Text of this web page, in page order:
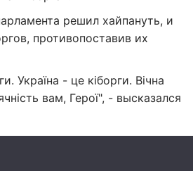
решил хайпануть, и
противопоставив их
Україна - це кіборги. Вічна
вам, Герої", - высказался